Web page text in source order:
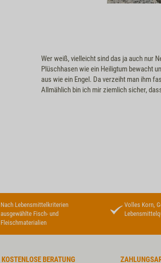
Wer weiß, vielleicht sind das ja auch nur
Plüschhasen wie ein Heiligtum bewacht
aus wie ein Engel. Da verzeiht man ihm
Allmählich bin ich mir ziemlich sicher,
Nach Lebensmittelkriterien
ausgewählte Fisch- und
Fleischmaterialien
Volles Korn,
KOSTENLOSE BERATUNG